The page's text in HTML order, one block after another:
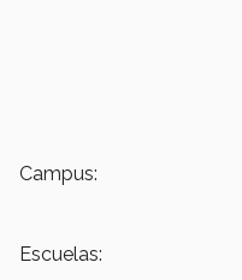
Campus:
Escuelas: